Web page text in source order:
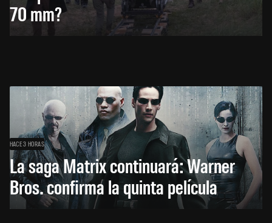
70 mm?
HACE 3 HORAS
La saga Matrix continuará: Warner
Bros. confirma la quinta película